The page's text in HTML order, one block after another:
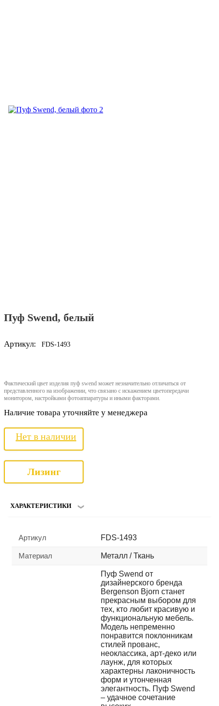
Пуф Swend, белый
Артикул: FDS-1493
Фактический цвет изделия пуф swend может незначительно отличаться от
представленного на изображении, что связано с искажением цветопередачи
монитором, настройками фотоаппаратуры и иными факторами.
Наличие товара уточняйте у менеджера
Нет в наличии
Лизинг
ХАРАКТЕРИСТИКИ
Артикул FDS-1493
Материал Металл / Ткань
Пуф Swend от
дизайнерского бренда
Bergenson Bjorn станет
прекрасным выбором для
тех, кто любит красивую и
функциональную мебель.
Модель непременно
понравится поклонникам
стилей прованс,
неоклассика, арт-деко или
лаунж, для которых
характерны лаконичность
форм и утонченная
элегантность. Пуф Swend
– удачное сочетание